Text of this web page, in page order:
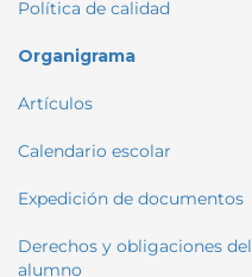
Política de calidad
Organigrama
Artículos
Calendario escolar
Expedición de documentos
Derechos y obligaciones del
alumno